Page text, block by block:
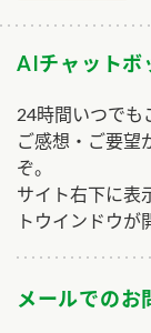
AIチャットボ
24時間いつでも
ご感想・ご要望
ぞ。
サイト右下に表
トウインドウが
メールでのお